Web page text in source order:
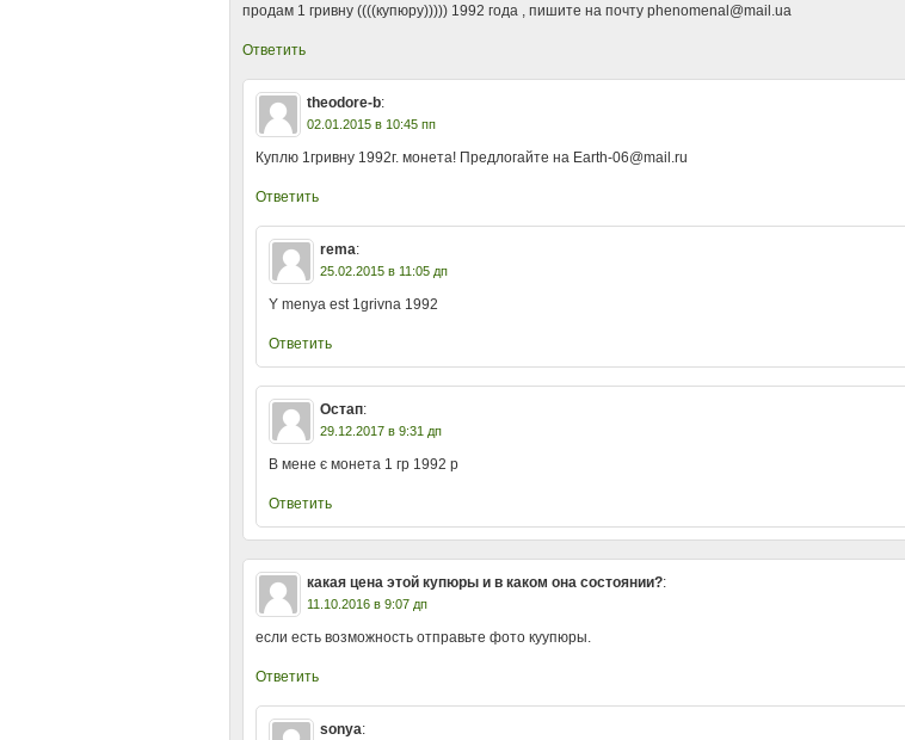
продам 1 гривну ((((купюру))))) 1992 года , пишите на почту phenomenal@mail.ua
Ответить
theodore-b:
02.01.2015 в 10:45 пп
Куплю 1гривну 1992г. монета! Предлогайте на Earth-06@mail.ru
Ответить
rema:
25.02.2015 в 11:05 дп
Y menya est 1grivna 1992
Ответить
Остап:
29.12.2017 в 9:31 дп
В мене є монета 1 гр 1992 р
Ответить
какая цена этой купюры и в каком она состоянии?:
11.10.2016 в 9:07 дп
если есть возможность отправьте фото куупюры.
Ответить
sonya: